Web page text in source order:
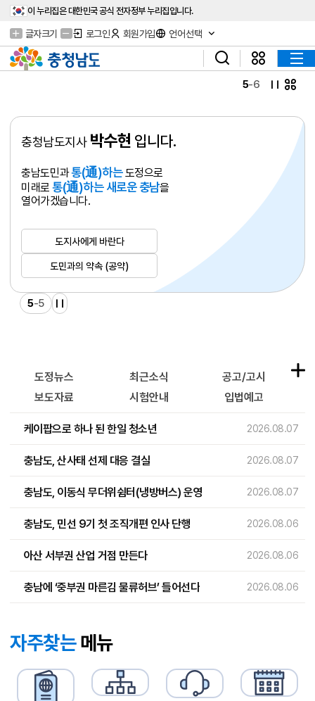
이 누리집은 대한민국 공식 전자정부 누리집입니다.
글자크기 로그인 회원가입 언어선택
5-6
충청남도지사 박수현 입니다.
충남도민과통(通)하는도정으로
미래로 통(通)하는 새로운 충남을
열어가겠습니다.
도지사에게 바란다
도민과의 약속 (공약)
5-5
도정뉴스
케이팝으로 하나 된 한일 청소년 2026.08.07
충남도, 산사태 선제 대응 결실 2026.08.07
충남도, 이동식 무더위쉼터(냉방버스) 운영 2026.08.07
충남도, 민선 9기 첫 조직개편 인사 단행 2026.08.06
아산 서부권 산업 거점 만든다 2026.08.06
충남에 ‘중부권 마른김 물류허브’ 들어선다 2026.08.06
최근소식
공고/고시
보도자료
시험안내 입법예고
자주찾는메뉴